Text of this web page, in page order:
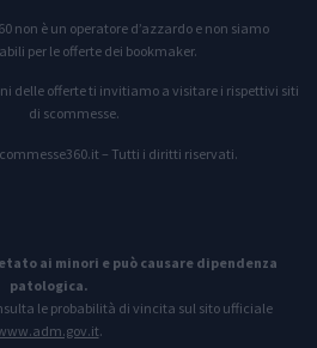
non è un operatore d’azzardo e non siamo
per le offerte dei bookmaker.
delle offerte ti invitiamo a visitare i rispettivi siti
di scommesse.
– Tutti i diritti riservati.
ai minori e può causare dipendenza
patologica.
le probabilità di vincita sul sito ufficiale
.